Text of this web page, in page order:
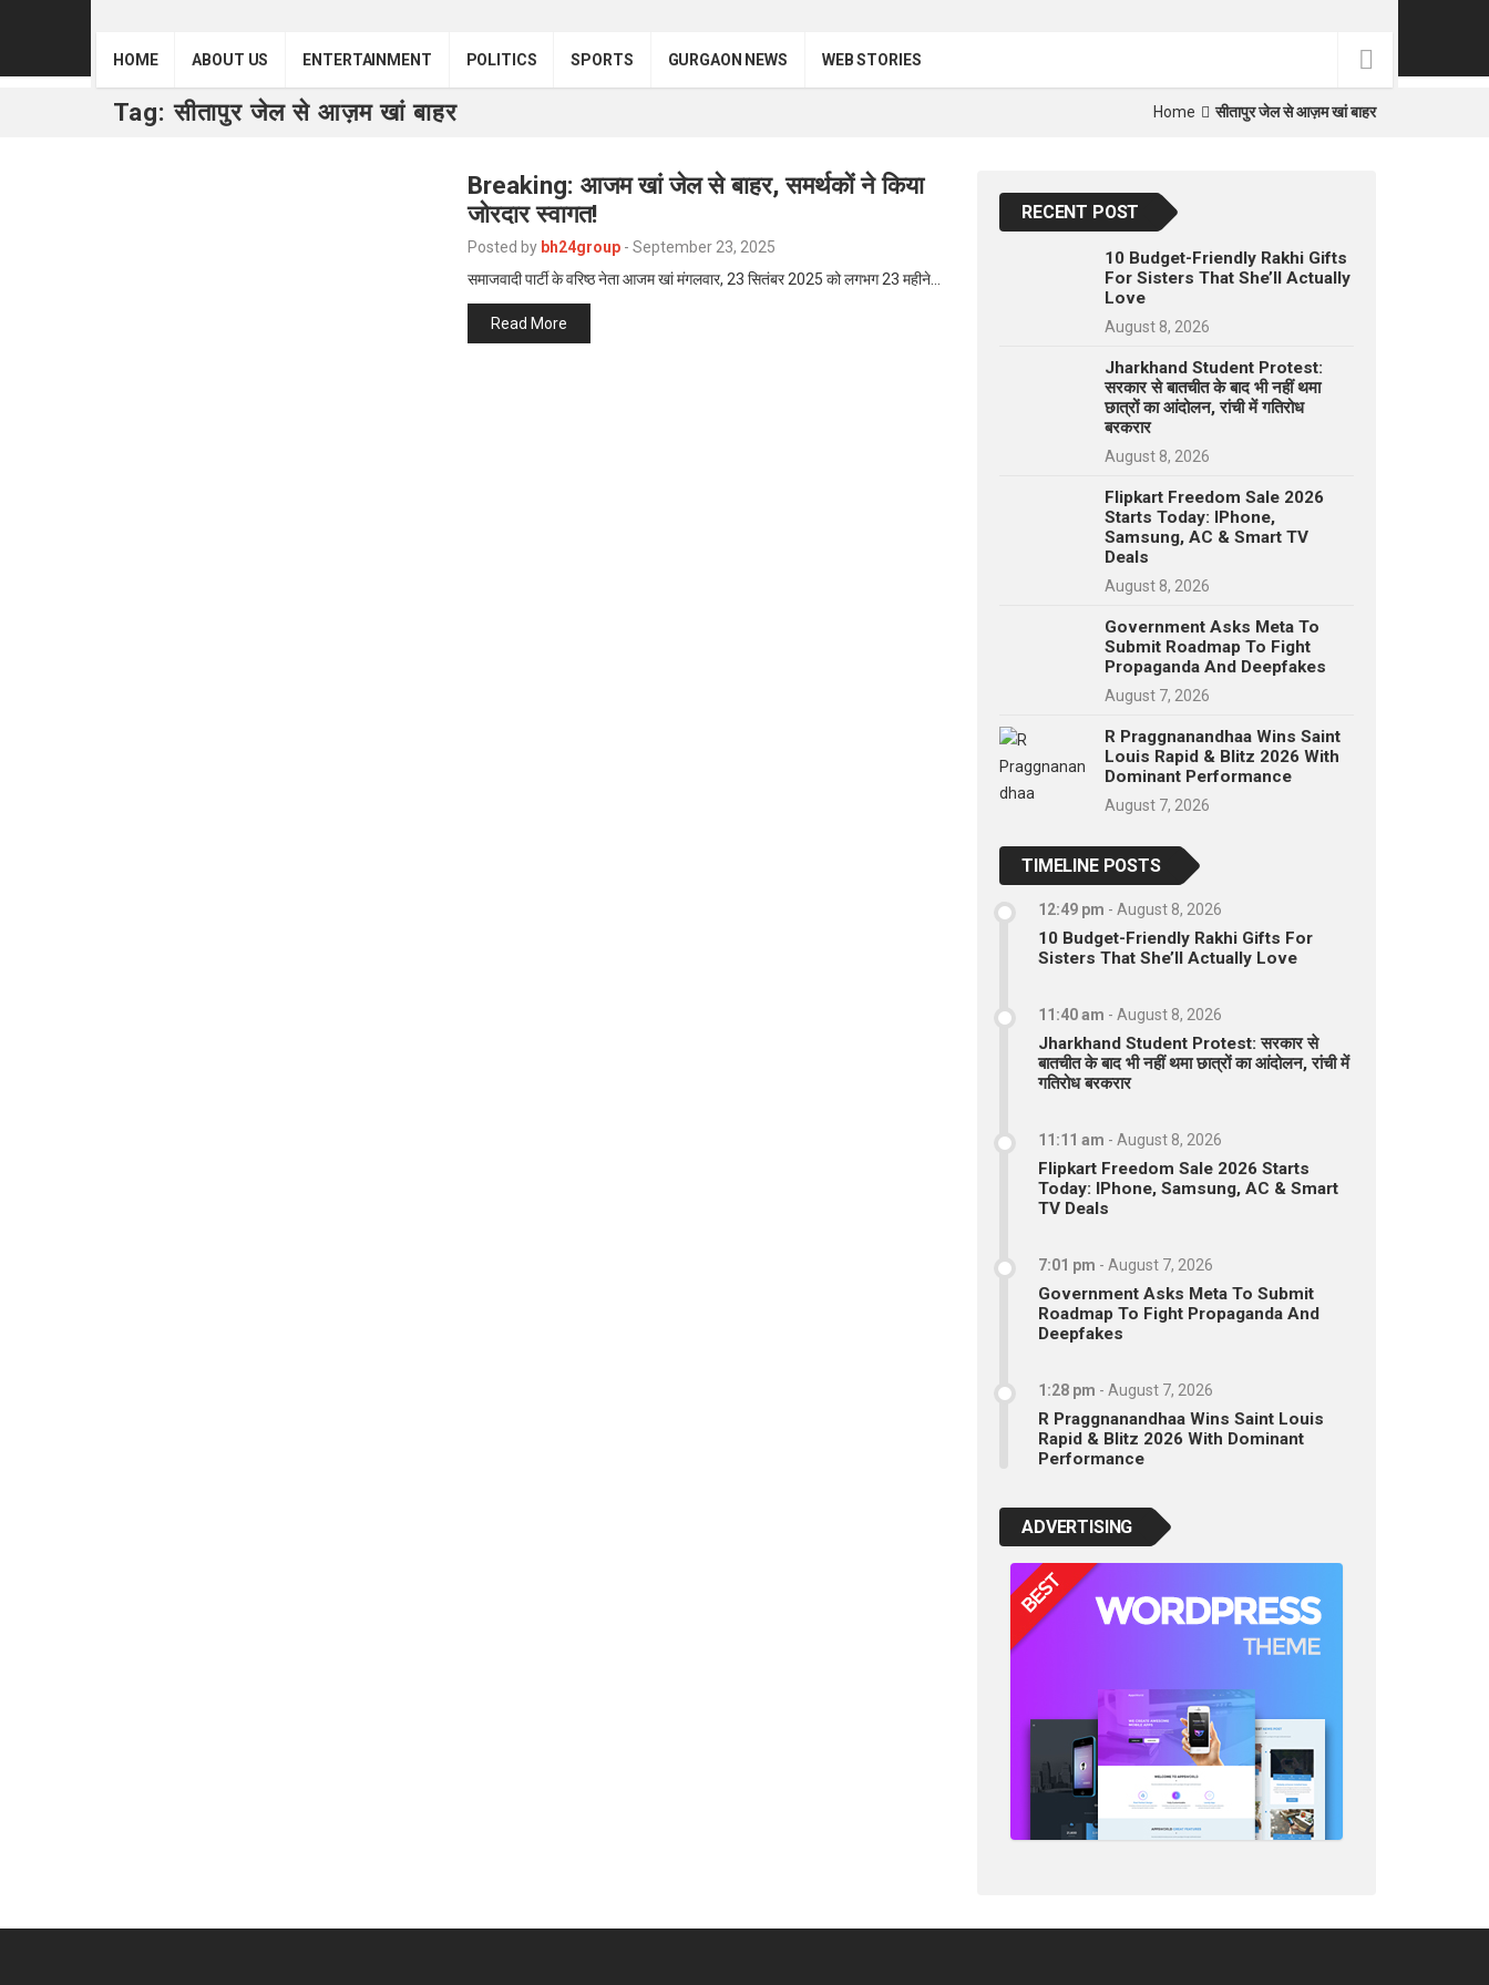
HOME ABOUT US ENTERTAINMENT POLITICS SPORTS GURGAON NEWS WEB STORIES
Tag:सीतापुर जेल से आज़म खां बाहर Home सीतापुर जेल से आज़म खां बाहर
Breaking: आजम खां जेल से बाहर, समर्थकों ने किया
जोरदार स्वागत!
Posted by bh24group - September 23, 2025
समाजवादी पार्टी के वरिष्ठ नेता आजम खां मंगलवार, 23 सितंबर 2025 को लगभग 23 महीने…
Read More
RECENT POST
10 Budget-Friendly Rakhi Gifts
For Sisters That She’ll Actually
Love
August 8, 2026
Jharkhand Student Protest:
सरकार से बातचीत के बाद भी नहीं थमा
छात्रों का आंदोलन, रांची में गतिरोध
बरकरार
August 8, 2026
Flipkart Freedom Sale 2026
Starts Today: IPhone,
Samsung, AC & Smart TV
Deals
August 8, 2026
Government Asks Meta To
Submit Roadmap To Fight
Propaganda And Deepfakes
August 7, 2026
R Praggnanandhaa Wins Saint
Louis Rapid & Blitz 2026 With
Dominant Performance
August 7, 2026
TIMELINE POSTS
12:49 pm - August 8, 2026
10 Budget-Friendly Rakhi Gifts For
Sisters That She’ll Actually Love
11:40 am - August 8, 2026
Jharkhand Student Protest: सरकार से
बातचीत के बाद भी नहीं थमा छात्रों का आंदोलन, रांची में
गतिरोध बरकरार
11:11 am - August 8, 2026
Flipkart Freedom Sale 2026 Starts
Today: IPhone, Samsung, AC & Smart
TV Deals
7:01 pm - August 7, 2026
Government Asks Meta To Submit
Roadmap To Fight Propaganda And
Deepfakes
1:28 pm - August 7, 2026
R Praggnanandhaa Wins Saint Louis
Rapid & Blitz 2026 With Dominant
Performance
ADVERTISING